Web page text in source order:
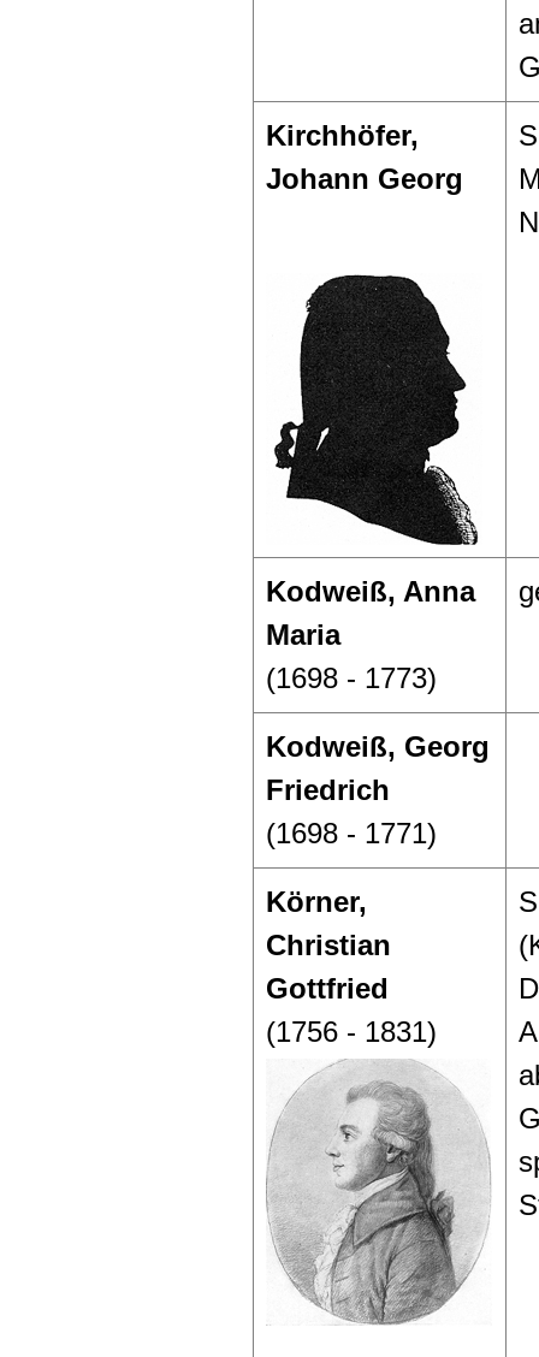
Kirchhöfer,
Johann Georg
Kodweiß, Anna
Maria
(1698 - 1773)
Kodweiß, Georg
Friedrich
(1698 - 1771)
Körner,
Christian
Gottfried
(1756 - 1831)